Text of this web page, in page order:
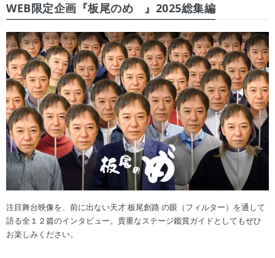
WEB限定企画『板尾のめ゙』2025総集編
注目舞台映像を、前に出ない天才 板尾創路 の眼（フィルター）を通して
語る全１２篇のインタビュー。貴重なステージ鑑賞ガイドとしてもぜひ
お楽しみください。